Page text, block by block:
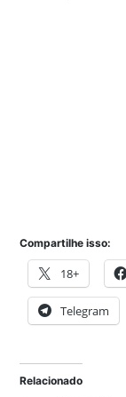
Compartilhe isso:
18+
Telegram
Relacionado